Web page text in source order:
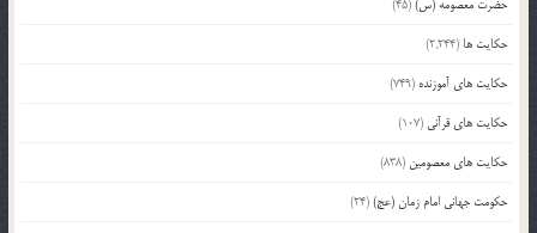
حضرت معصومه (س)(45)
حکایت ها (2,244)
حکایت های آموزنده (749)
حکایت های قرآنی (107)
حکایت های معصومین (838)
حکومت جهانی امام زمان (عج)(24)